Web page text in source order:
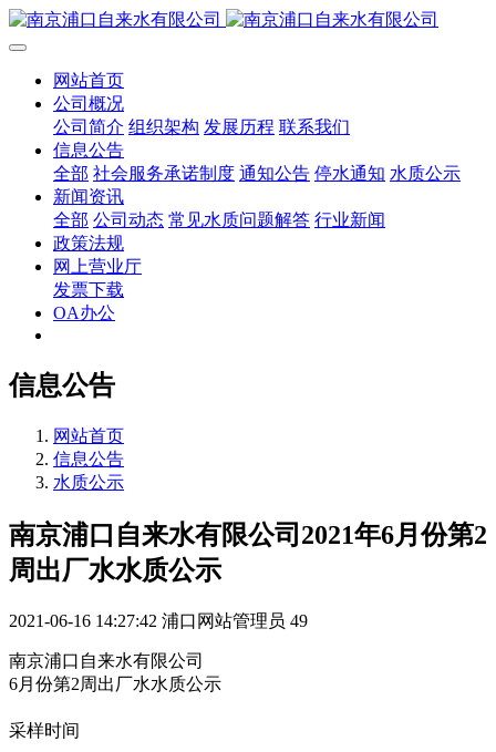
网站首页
公司概况
公司简介 组织架构 发展历程 联系我们
信息公告
全部 社会服务承诺制度 通知公告 停水通知 水质公示
新闻资讯
全部 公司动态 常见水质问题解答 行业新闻
政策法规
网上营业厅
发票下载
OA办公
信息公告
网站首页
信息公告
水质公示
南京浦口自来水有限公司2021年6月份第2
周出厂水水质公示
2021-06-16 14:27:42 浦口网站管理员 49
南京浦口自来水有限公司
6月份第2周出厂水水质公示
采样时间